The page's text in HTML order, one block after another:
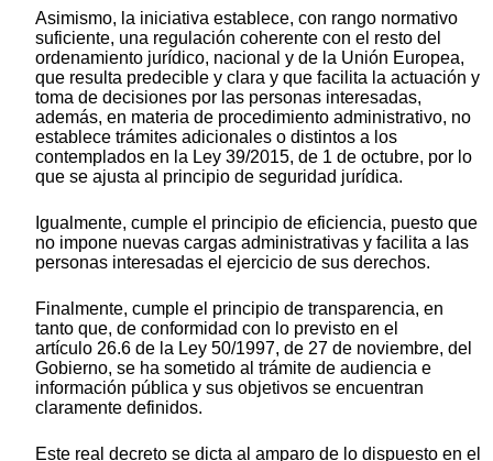
Asimismo, la iniciativa establece, con rango normativo
suficiente, una regulación coherente con el resto del
ordenamiento jurídico, nacional y de la Unión Europea,
que resulta predecible y clara y que facilita la actuación y
toma de decisiones por las personas interesadas,
además, en materia de procedimiento administrativo, no
establece trámites adicionales o distintos a los
contemplados en la Ley 39/2015, de 1 de octubre, por lo
que se ajusta al principio de seguridad jurídica.
Igualmente, cumple el principio de eficiencia, puesto que
no impone nuevas cargas administrativas y facilita a las
personas interesadas el ejercicio de sus derechos.
Finalmente, cumple el principio de transparencia, en
tanto que, de conformidad con lo previsto en el
artículo 26.6 de la Ley 50/1997, de 27 de noviembre, del
Gobierno, se ha sometido al trámite de audiencia e
información pública y sus objetivos se encuentran
claramente definidos.
Este real decreto se dicta al amparo de lo dispuesto en el